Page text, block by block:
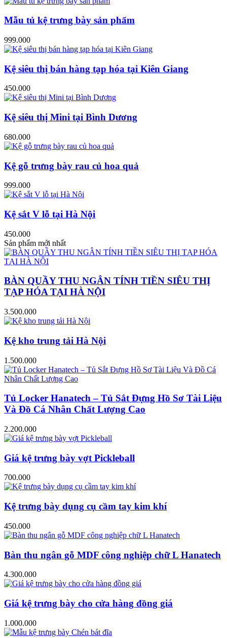
Mẫu tủ kệ trưng bày sản phẩm
999.000
Kệ siêu thị bán hàng tạp hóa tại Kiên Giang
450.000
Kệ siêu thị Mini tại Bình Dương
680.000
Kệ gỗ trưng bày rau củ hoa quả
999.000
Kệ sắt V lỗ tại Hà Nội
450.000
Sản phẩm mới nhất
BÀN QUẦY THU NGÂN TÍNH TIỀN SIÊU THỊ
TẠP HÓA TẠI HÀ NỘI
3.500.000
Kệ kho trung tải Hà Nội
1.500.000
Tủ Locker Hanatech – Tủ Sắt Đựng Hồ Sơ Tài Liệu
Và Đồ Cá Nhân Chất Lượng Cao
2.200.000
Giá kệ trưng bày vợt Pickleball
700.000
Kệ trưng bày dụng cụ cầm tay kim khí
450.000
Bàn thu ngân gỗ MDF công nghiệp chữ L Hanatech
4.300.000
Giá kệ trưng bày cho cửa hàng đồng giá
1.000.000